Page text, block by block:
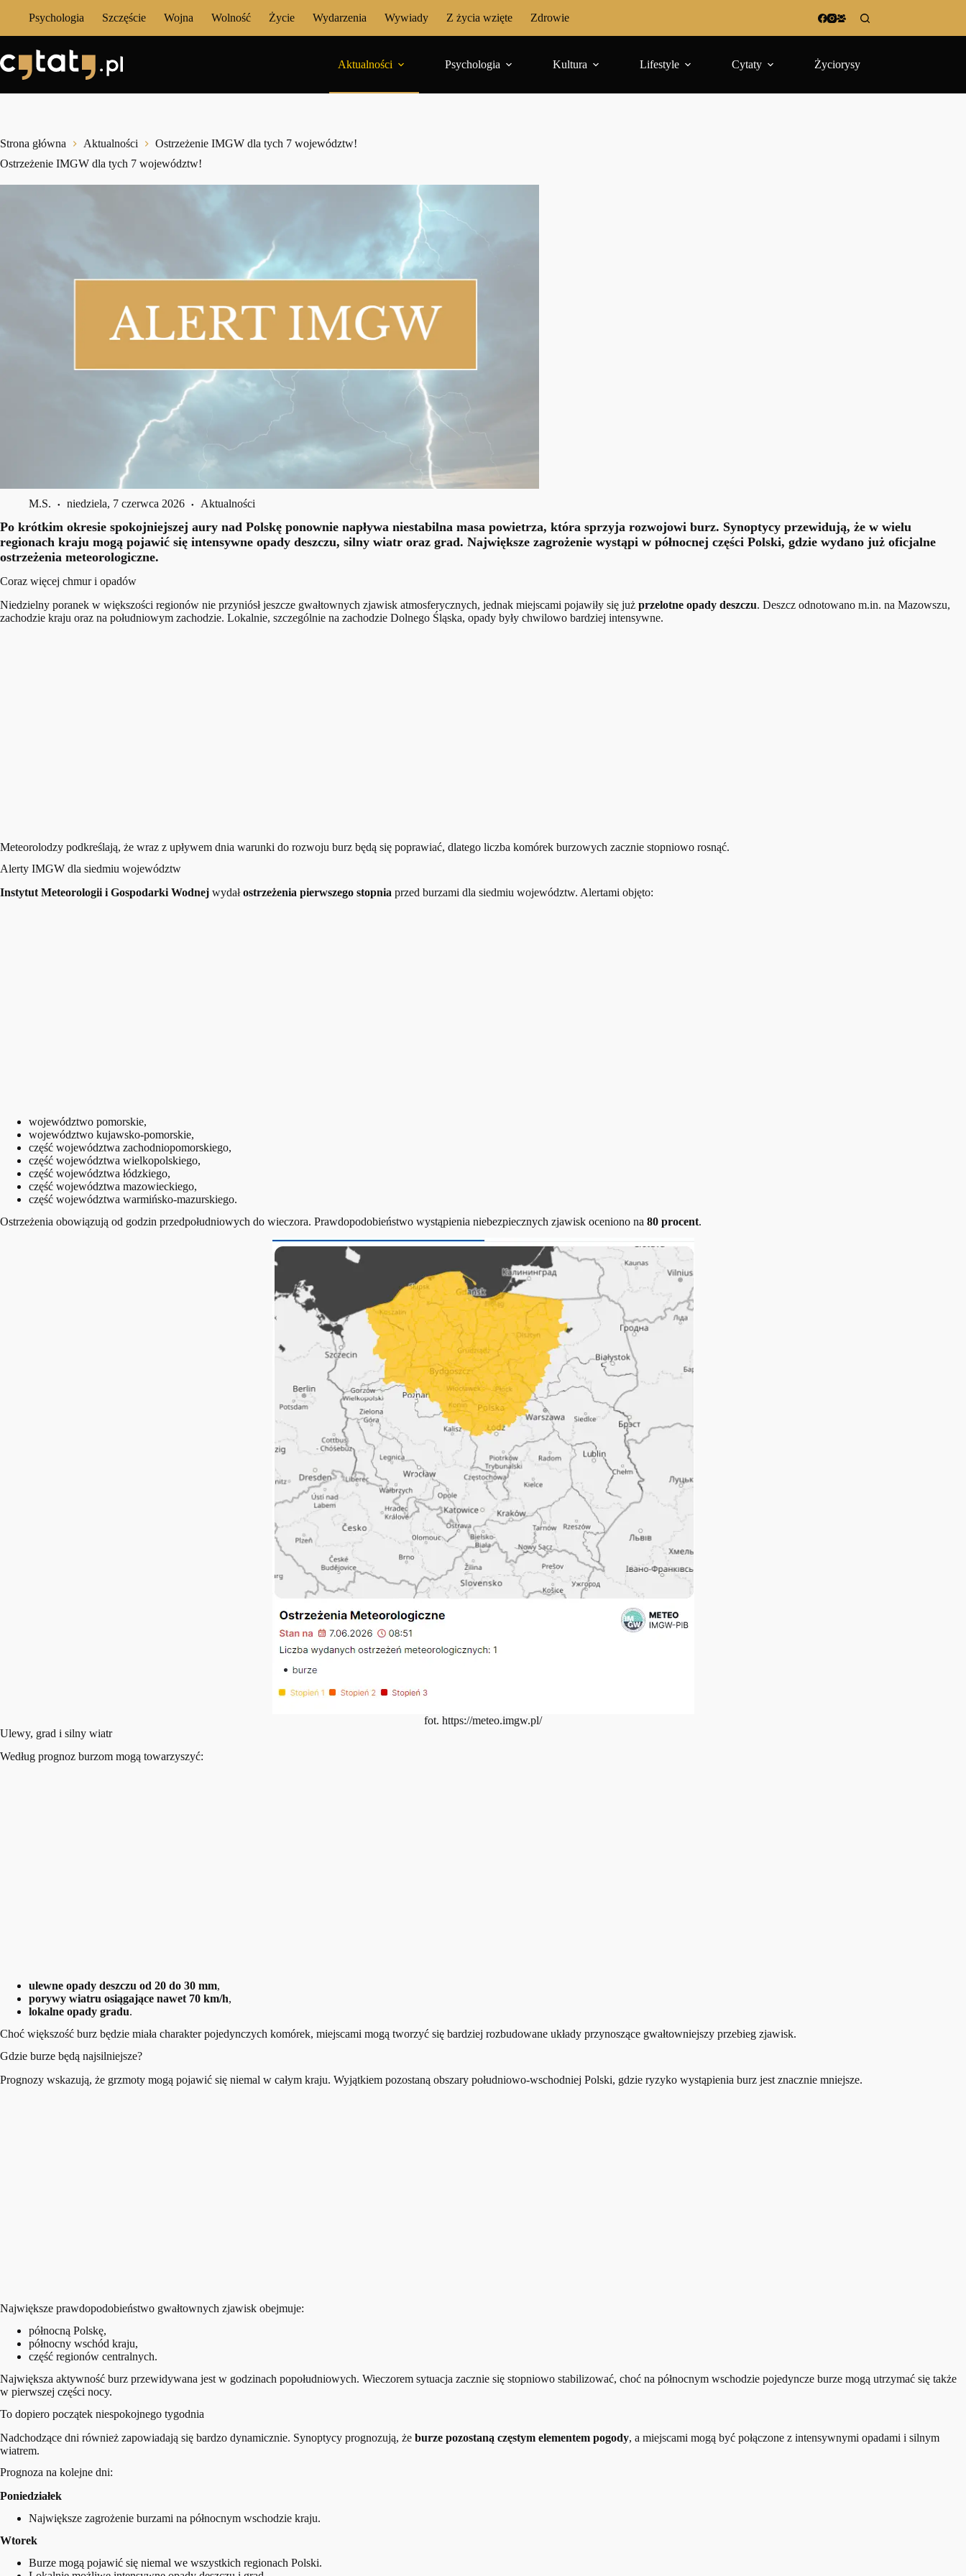
Psychologia Szczęście Wojna Wolność Życie Wydarzenia Wywiady Z życia wzięte Zdrowie
Aktualności Psychologia Kultura Lifestyle Cytaty Życiorysy
Strona główna Aktualności
Ostrzeżenie IMGW dla tych 7 województw!
Ostrzeżenie IMGW dla tych 7 województw!
M.S. niedziela, 7 czerwca 2026 Aktualności
Po krótkim okresie spokojniejszej aury nad Polskę ponownie napływa niestabilna masa powietrza, która sprzyja rozwojowi burz. Synoptycy przewidują, że w wielu
regionach kraju mogą pojawić się intensywne opady deszczu, silny wiatr oraz grad. Największe zagrożenie wystąpi w północnej części Polski, gdzie wydano już oficjalne
ostrzeżenia meteorologiczne.
Coraz więcej chmur i opadów
Niedzielny poranek w większości regionów nie przyniósł jeszcze gwałtownych zjawisk atmosferycznych, jednak miejscami pojawiły się już przelotne opady deszczu. Deszcz odnotowano m.in. na Mazowszu,
zachodzie kraju oraz na południowym zachodzie. Lokalnie, szczególnie na zachodzie Dolnego Śląska, opady były chwilowo bardziej intensywne.
Meteorolodzy podkreślają, że wraz z upływem dnia warunki do rozwoju burz będą się poprawiać, dlatego liczba komórek burzowych zacznie stopniowo rosnąć.
Alerty IMGW dla siedmiu województw
Instytut Meteorologii i Gospodarki Wodnej wydałostrzeżenia pierwszego stopnia przed burzami dla siedmiu województw. Alertami objęto:
województwo pomorskie,
województwo kujawsko-pomorskie,
część województwa zachodniopomorskiego,
część województwa wielkopolskiego,
część województwa łódzkiego,
część województwa mazowieckiego,
część województwa warmińsko-mazurskiego.
Ostrzeżenia obowiązują od godzin przedpołudniowych do wieczora. Prawdopodobieństwo wystąpienia niebezpiecznych zjawisk oceniono na 80 procent.
fot. https://meteo.imgw.pl/
Ulewy, grad i silny wiatr
Według prognoz burzom mogą towarzyszyć:
ulewne opady deszczu od 20 do 30 mm,
porywy wiatru osiągające nawet 70 km/h,
lokalne opady gradu.
Choć większość burz będzie miała charakter pojedynczych komórek, miejscami mogą tworzyć się bardziej rozbudowane układy przynoszące gwałtowniejszy przebieg zjawisk.
Gdzie burze będą najsilniejsze?
Prognozy wskazują, że grzmoty mogą pojawić się niemal w całym kraju. Wyjątkiem pozostaną obszary południowo-wschodniej Polski, gdzie ryzyko wystąpienia burz jest znacznie mniejsze.
Największe prawdopodobieństwo gwałtownych zjawisk obejmuje:
północną Polskę,
północny wschód kraju,
część regionów centralnych.
Największa aktywność burz przewidywana jest w godzinach popołudniowych. Wieczorem sytuacja zacznie się stopniowo stabilizować, choć na północnym wschodzie pojedyncze burze mogą utrzymać się także
w pierwszej części nocy.
To dopiero początek niespokojnego tygodnia
Nadchodzące dni również zapowiadają się bardzo dynamicznie. Synoptycy prognozują, że burze pozostaną częstym elementem pogody, a miejscami mogą być połączone z intensywnymi opadami i silnym
wiatrem.
Prognoza na kolejne dni:
Poniedziałek
Największe zagrożenie burzami na północnym wschodzie kraju.
Wtorek
Burze mogą pojawić się niemal we wszystkich regionach Polski.